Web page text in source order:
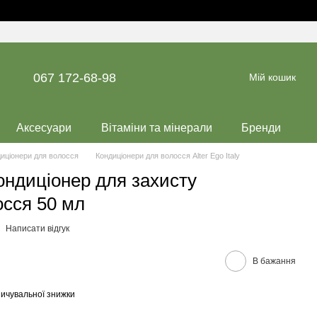
067 172-68-98 Мій кошик
Аксесуари Вітаміни та мінерали Бренди
для волосся Кондиціонери для волосся Alter Ego Italy
для захисту
50 мл
Написати відгук
В бажання
знижки